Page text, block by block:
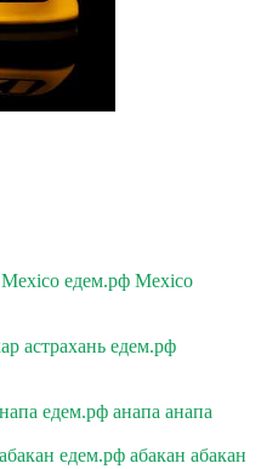
Mexico едем.рф Mexico
астрахань едем.рф
едем.рф анапа анапа
едем.рф абакан абакан